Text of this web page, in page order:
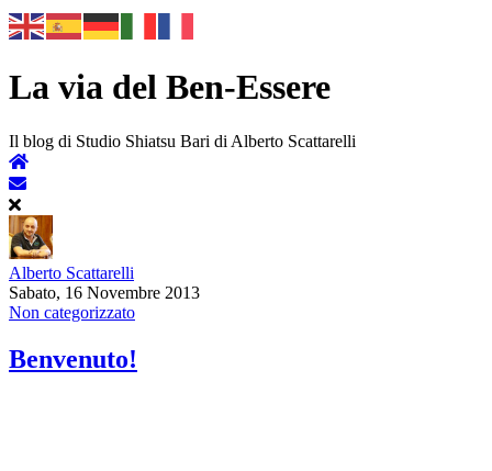
La via del Ben-Essere
Il blog di Studio Shiatsu Bari di Alberto Scattarelli
Alberto Scattarelli
Sabato, 16 Novembre 2013
Non categorizzato
Benvenuto!